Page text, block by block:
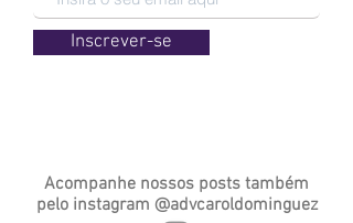
Inscrever-se
Acompanhe nossos posts também
peloinstagram @advcaroldominguez